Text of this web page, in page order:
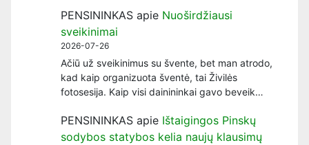
PENSININKAS apie Nuoširdžiausi
sveikinimai
2026-07-26
Ačiū už sveikinimus su švente, bet man atrodo,
kad kaip organizuota šventė, tai Živilės
fotosesija. Kaip visi dainininkai gavo beveik…
PENSININKAS apie Ištaigingos Pinskų
sodybos statybos kelia naujų klausimų